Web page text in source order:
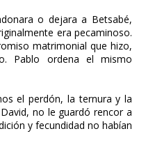
o dejara a Betsabé,
era pecaminoso.
matrimonial que hizo,
Pablo ordena el mismo
el perdón, la ternura y la
no le guardó rencor a
y fecundidad no habían